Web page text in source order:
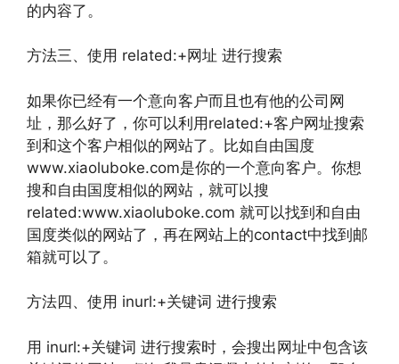
的内容了。
方法三、使用 related:+网址 进行搜索
如果你已经有一个意向客户而且也有他的公司网
址，那么好了，你可以利用related:+客户网址搜索
到和这个客户相似的网站了。比如自由国度
www.xiaoluboke.com是你的一个意向客户。你想
搜和自由国度相似的网站，就可以搜
related:www.xiaoluboke.com 就可以找到和自由
国度类似的网站了，再在网站上的contact中找到邮
箱就可以了。
方法四、使用 inurl:+关键词 进行搜索
用 inurl:+关键词 进行搜索时，会搜出网址中包含该